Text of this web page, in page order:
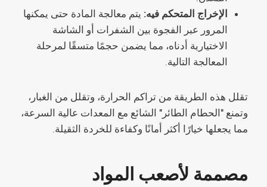
الإخراج المتحكم فيه: يتم معالجة المادة حتى يمكنها
المرور عبر الفجوة بين الشفرات أو الشاشة
الاختيارية أدناه، مما يضمن حجمًا متسقًا لمرحلة
المعالجة التالية.
تقلل هذه الطريقة من تراكم الحرارة، وتقلل من الغبار،
وتمنع "الحطام الطائر" الشائع مع المعدات عالية السرعة،
مما يجعلها خيارًا أكثر أمانًا وكفاءة للخردة الثقيلة.
مصممة لأصعب المواد